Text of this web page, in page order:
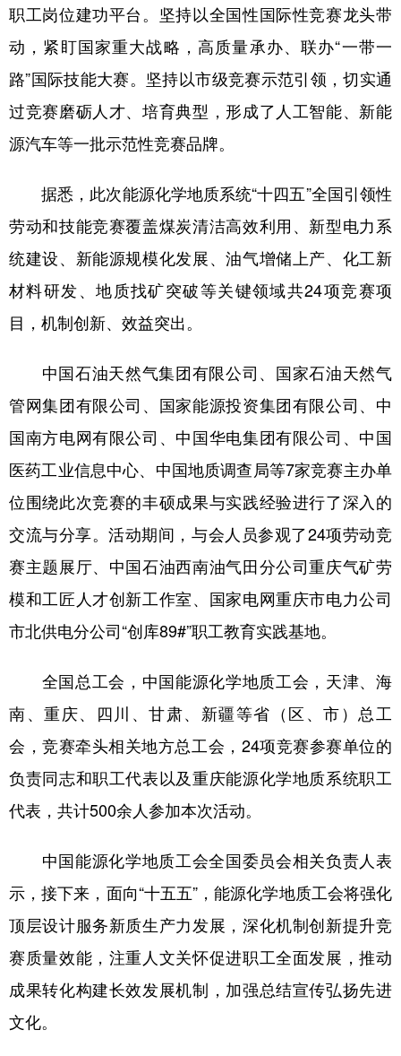
职工岗位建功平台。坚持以全国性国际性竞赛龙头带
动，紧盯国家重大战略，高质量承办、联办“一带一
路”国际技能大赛。坚持以市级竞赛示范引领，切实通
过竞赛磨砺人才、培育典型，形成了人工智能、新能
源汽车等一批示范性竞赛品牌。
据悉，此次能源化学地质系统“十四五”全国引领性
劳动和技能竞赛覆盖煤炭清洁高效利用、新型电力系
统建设、新能源规模化发展、油气增储上产、化工新
材料研发、地质找矿突破等关键领域共24项竞赛项
目，机制创新、效益突出。
中国石油天然气集团有限公司、国家石油天然气
管网集团有限公司、国家能源投资集团有限公司、中
国南方电网有限公司、中国华电集团有限公司、中国
医药工业信息中心、中国地质调查局等7家竞赛主办单
位围绕此次竞赛的丰硕成果与实践经验进行了深入的
交流与分享。活动期间，与会人员参观了24项劳动竞
赛主题展厅、中国石油西南油气田分公司重庆气矿劳
模和工匠人才创新工作室、国家电网重庆市电力公司
市北供电分公司“创库89#”职工教育实践基地。
全国总工会，中国能源化学地质工会，天津、海
南、重庆、四川、甘肃、新疆等省（区、市）总工
会，竞赛牵头相关地方总工会，24项竞赛参赛单位的
负责同志和职工代表以及重庆能源化学地质系统职工
代表，共计500余人参加本次活动。
中国能源化学地质工会全国委员会相关负责人表
示，接下来，面向“十五五”，能源化学地质工会将强化
顶层设计服务新质生产力发展，深化机制创新提升竞
赛质量效能，注重人文关怀促进职工全面发展，推动
成果转化构建长效发展机制，加强总结宣传弘扬先进
文化。